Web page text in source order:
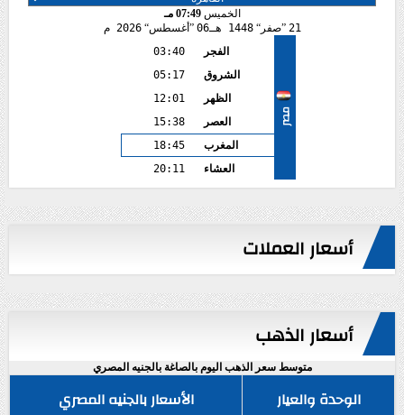
الخميس07:49 مـ
21
صفر 1448 هـ 06 أغسطس 2026 م
مصر
الفجر
03:40
الشروق
05:17
الظهر
12:01
العصر
15:38
المغرب
18:45
العشاء
20:11
أسعار العملات
أسعار الذهب
متوسط سعر الذهب اليوم بالصاغة بالجنيه المصري
الوحدة والعيار
الأسعار بالجنيه المصري